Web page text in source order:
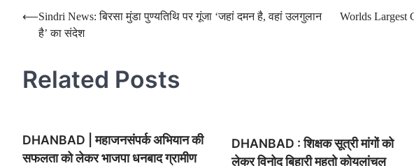
Post
navigation
⟵Sindri News: बिरसा मुंडा पुण्यतिथि पर गूंजा ‘जहां दमन है, वहां उलगुलान
है’ का संदेश
Worlds Largest
Related Posts
DHANBAD | महाजनसंपर्क अभियान की
सफलता को लेकर भाजपा धनबाद ग्रामीण
DHANBAD : शिक्षक सूत्री मांगों को
लेकर विनोद बिहारी महतो कोयलांचल